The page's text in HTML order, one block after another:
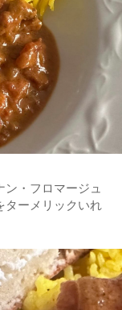
・フロマージュ
ターメリックいれ